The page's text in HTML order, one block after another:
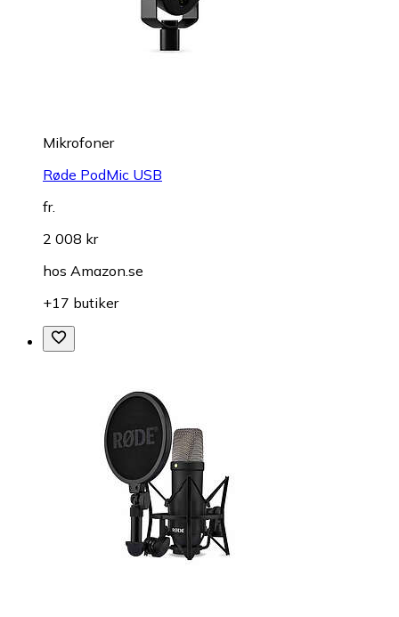
Mikrofoner
Røde PodMic USB
fr.
2 008 kr
hos Amazon.se
+17 butiker